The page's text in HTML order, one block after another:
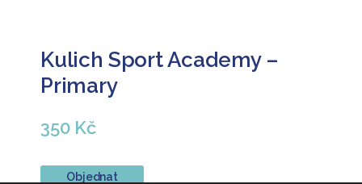
Kulich Sport Academy –
Primary
350 Kč
Objednat